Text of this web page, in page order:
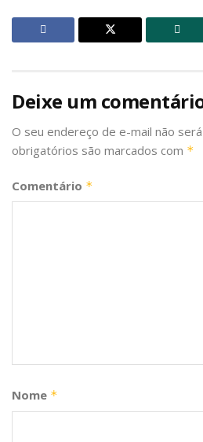
Deixe um
O seu endereço de e-mail não
obrigatórios são marcados com *
Comentário *
Nome *